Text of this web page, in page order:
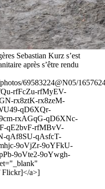
Sebastian Kurz s’est
après s’être rendu
69583224@N05/
rfFcZu-rfMyEV-
rx8ztK-rx8zeM-
qD6XQr-
rxAGqG-qD6XNc-
qE2bvF-rfMBvV-
qAf8SU-qAsfcT-
9oVjZr-9oYFkU-
9oVte2-9oYwgh-
Flickr]</a>]